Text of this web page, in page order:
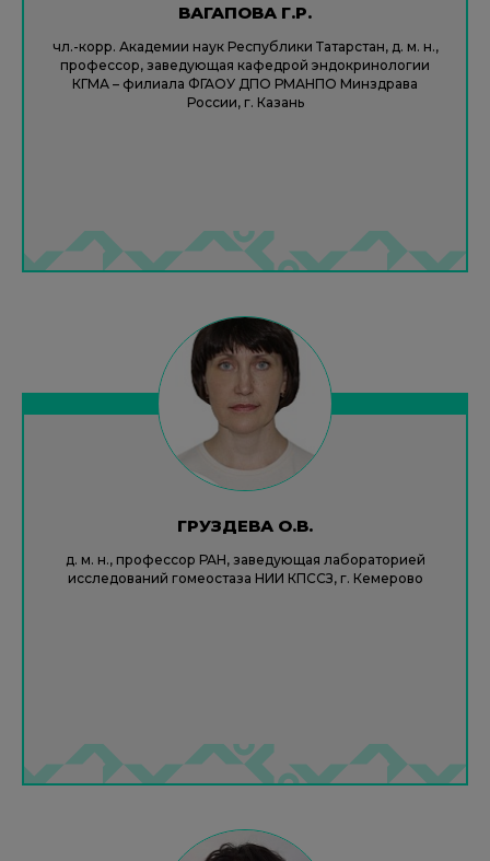
ВАГАПОВА Г.Р.
чл.-корр. Академии наук Республики Татарстан, д. м. н.,
профессор, заведующая кафедрой эндокринологии
КГМА – филиала ФГАОУ ДПО РМАНПО Минздрава
России, г. Казань
ГРУЗДЕВА О.В.
д. м. н., профессор РАН, заведующая лабораторией
исследований гомеостаза НИИ КПССЗ, г. Кемерово